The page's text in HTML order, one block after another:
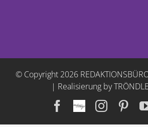
© Copyright 2026
| Realisierung by
Facebook
Facebook
Instagram